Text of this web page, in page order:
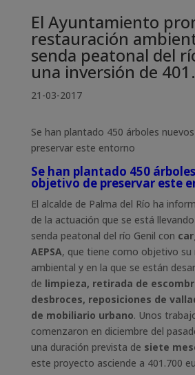
El Ayuntamiento
restauración
senda peatonal del
una inversión de
21-03-2017
Se han plantado 450 árboles
preservar este entorno
Se han plantado 450
objetivo de preservar este
El alcalde de Palma del Río ha
de la actuación que se está
senda peatonal del río Genil con
AEPSA, que tiene como objetivo su
ambiental y en la que se están
de limpieza, retirada de
desbroces, reposiciones de
de mobiliario urbano. Unos
comenzaron en diciembre del
una duración prevista de siete
este proyecto asciende a 401.700